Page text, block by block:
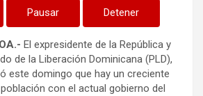
Pausar Detener
El expresidente de la República y
de la Liberación Dominicana (PLD),
este domingo que hay un creciente
con el actual gobierno del